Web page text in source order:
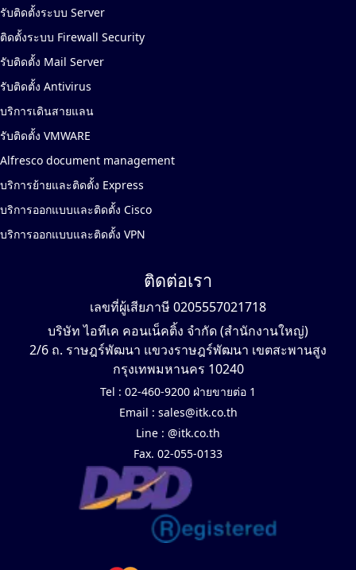
รับติดตั้งระบบ Server
ติดตั้งระบบ Firewall Security
รับติดตั้ง Mail Server
รับติดตั้ง Antivirus
บริการเดินสายแลน
รับติดตั้ง VMWARE
Alfresco document management
บริการย้ายและติดตั้ง Express
บริการออกแบบและติดตั้ง Cisco
บริการออกแบบและติดตั้ง VPN
ติดต่อเรา
เลขที่ผู้เสียภาษี 0205557021718
บริษัท ไอทีเค คอนเน็คติ้ง จำกัด (สำนักงานใหญ่)
2/6 ถ. ราษฎร์พัฒนา แขวงราษฎร์พัฒนา เขตสะพานสูง
กรุงเทพมหานคร 10240
Tel : 02-460-9200 ฝ่ายขายต่อ 1
Email : sales@itk.co.th
Line : @itk.co.th
Fax. 02-055-0133